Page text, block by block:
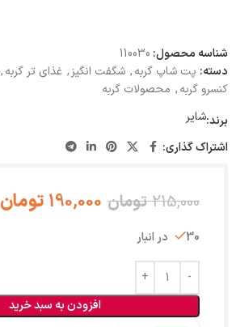
شناسه محصول: 110030
دسته: پت شاپ گربه, شگفت انگیز, غذای تر گربه,
کنسرو گربه, محصولات گربه
برند:شایر
اشتراک گذاری:
215,000 تومان 190,000 تومان
30 در انبار
افزودن به سبد خرید